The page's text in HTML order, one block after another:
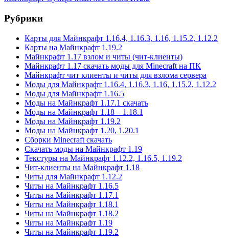
Рубрики
Карты для Майнкрафт 1.16.4, 1.16.3, 1.16, 1.15.2, 1.12.2
Карты на Майнкрафт 1.19.2
Майнкрафт 1.17 взлом и читы (чит-клиенты)
Майнкрафт 1.17 скачать моды для Minecraft на ПК
Майнкрафт чит клиенты и читы для взлома сервера
Моды для Майнкрафт 1.16.4, 1.16.3, 1.16, 1.15.2, 1.12.2
Моды для Майнкрафт 1.16.5
Моды на Майнкрафт 1.17.1 скачать
Моды на Майнкрафт 1.18 – 1.18.1
Моды на Майнкрафт 1.19.2
Моды на Майнкрафт 1.20, 1.20.1
Сборки Minecraft скачать
Скачать моды на Майнкрафт 1.19
Текстуры на Майнкрафт 1.12.2, 1.16.5, 1.19.2
Чит-клиенты на Майнкрафт 1.18
Читы для Майнкрафт 1.12.2
Читы на Майнкрафт 1.16.5
Читы на Майнкрафт 1.17.1
Читы на Майнкрафт 1.18.1
Читы на Майнкрафт 1.18.2
Читы на Майнкрафт 1.19
Читы на Майнкрафт 1.19.2